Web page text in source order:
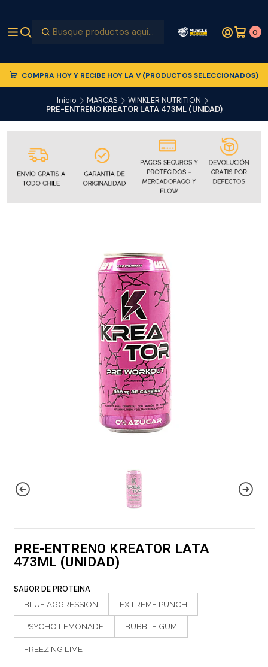
0
COMPRA HOY Y RECIBE HOY LA V (PRODUCTOS SELECCIONADOS)
Inicio MARCAS
WINKLER NUTRITION
PRE-ENTRENO KREATOR LATA 473ML (UNIDAD)
PRE-ENTRENO KREATOR LATA
473ML (UNIDAD)
SABOR DE PROTEINA
BLUE AGGRESSION EXTREME PUNCH
PSYCHO LEMONADE BUBBLE GUM
FREEZING LIME